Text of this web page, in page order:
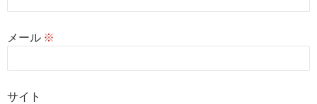
メール ※
サイト